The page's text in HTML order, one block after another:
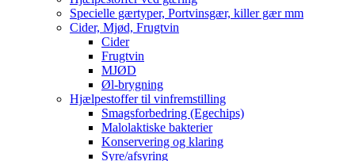
Specielle gærtyper, Portvinsgær, killer gær mm
Cider, Mjød, Frugtvin
Cider
Frugtvin
MJØD
Øl-brygning
Hjælpestoffer til vinfremstilling
Smagsforbedring (Egechips)
Malolaktiske bakterier
Konservering og klaring
Syre/afsyring